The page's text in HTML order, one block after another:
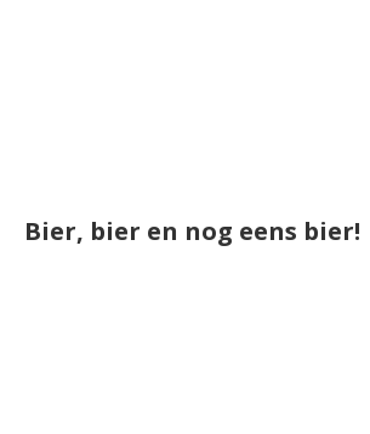
Bier, bier en nog eens bier!